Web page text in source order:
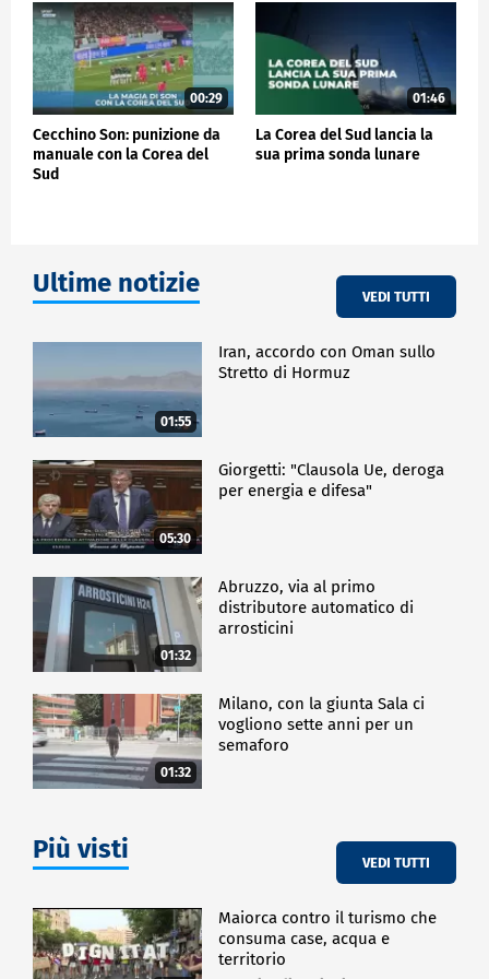
00:29
Cecchino Son: punizione da
manuale con la Corea del
Sud
01:46
La Corea del Sud lancia la
sua prima sonda lunare
Ultime notizie VEDI TUTTI
01:55
Iran, accordo con Oman sullo
Stretto di Hormuz
05:30
Giorgetti: "Clausola Ue, deroga
per energia e difesa"
01:32
Abruzzo, via al primo
distributore automatico di
arrosticini
01:32
Milano, con la giunta Sala ci
vogliono sette anni per un
semaforo
Più visti VEDI TUTTI
Maiorca contro il turismo che
consuma case, acqua e
territorio